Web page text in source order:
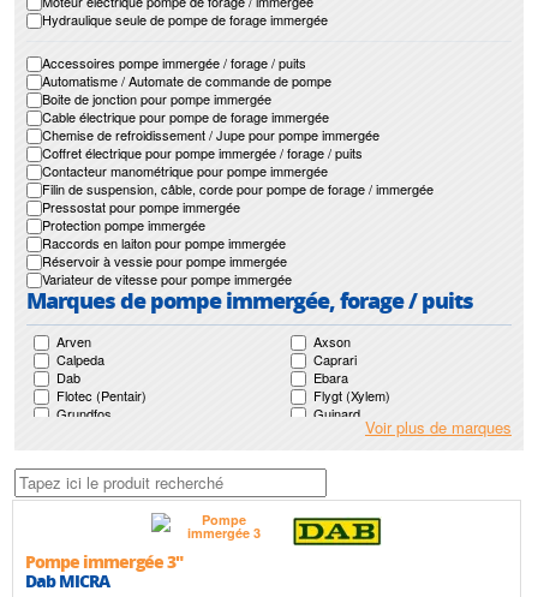
Hydraulique seule de pompe de forage immergée
Accessoires pompe immergée / forage / puits
Automatisme / Automate de commande de pompe
Boite de jonction pour pompe immergée
Cable électrique pour pompe de forage immergée
Chemise de refroidissement / Jupe pour pompe immergée
Coffret électrique pour pompe immergée / forage / puits
Contacteur manométrique pour pompe immergée
Filin de suspension, câble, corde pour pompe de forage / immergée
Pressostat pour pompe immergée
Protection pompe immergée
Raccords en laiton pour pompe immergée
Réservoir à vessie pour pompe immergée
Variateur de vitesse pour pompe immergée
Marques de pompe immergée, forage / puits
Arven
Axson
Calpeda
Caprari
Dab
Ebara
Flotec (Pentair)
Flygt (Xylem)
Grundfos
Guinard
Leroy Somer
Lowara (Xylem)
Mr Pompes
Pedrollo
Renson
Salmson
Wilo
Voir plus de marques
Pompe immergée 3"
Dab MICRA